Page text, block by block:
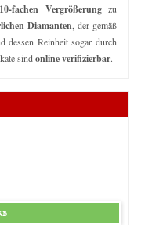
10-fachen Vergrößerungzu
Diamanten , der gemäß
dessen Reinheit sogar durch
sindonline verifizierbar.